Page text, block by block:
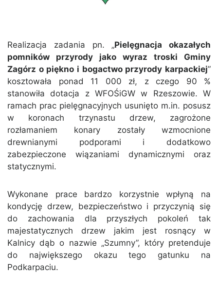
Realizacja zadania pn. „Pielęgnacja okazałych
pomników przyrody jako wyraz troski Gminy
Zagórz o piękno i bogactwo przyrody karpackiej”
kosztowała ponad 11 000 zł, z czego 90 %
stanowiła dotacja z WFOŚiGW w Rzeszowie. W
ramach prac pielęgnacyjnych usunięto m.in. posusz
w koronach trzynastu drzew, zagrożone
rozłamaniem konary zostały wzmocnione
drewnianymi podporami i dodatkowo
zabezpieczone wiązaniami dynamicznymi oraz
statycznymi.
Wykonane prace bardzo korzystnie wpłyną na
kondycję drzew, bezpieczeństwo i przyczynią się
do zachowania dla przyszłych pokoleń tak
majestatycznych drzew jakim jest rosnący w
Kalnicy dąb o nazwie „Szumny”, który pretenduje
do największego okazu tego gatunku na
Podkarpaciu.